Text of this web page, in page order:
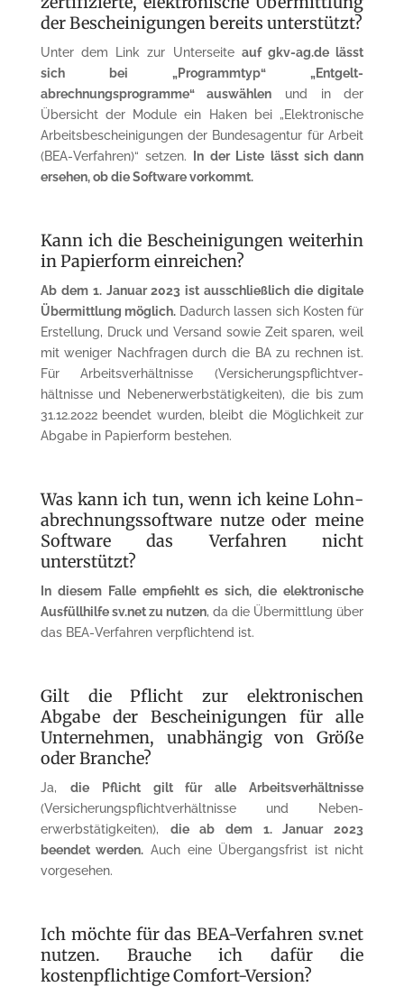
der Bescheinigungen bereits unter­stützt?
Unter dem Link zur Unterseite auf gkv-ag.de lässt
sich bei „Programmtyp“ „Entgelt­
abrechnungsprogramme“ auswählen und in der
Übersicht der Module ein Haken bei „Elektronische
Arbeits­bescheinigungen der Bundes­agentur für Arbeit
(BEA-Verfahren)“ setzen.
In der Liste lässt sich dann
ersehen, ob die Software vorkommt.
Kann ich die Bescheinigungen weiterhin
in Papierform ein­reichen?
Ab dem 1. Januar 2023 ist ausschließlich die digitale
Übermittlung möglich. Dadurch lassen sich Kosten für
Erstellung, Druck und Versand sowie Zeit sparen, weil
mit weniger Nachfragen durch die BA zu rechnen ist.
Für Arbeitsverhältnisse (Versicherungspflichtver­
hältnisse und Nebenerwerbstätigkeiten), die bis zum
31.12.2022 beendet wurden, bleibt die Möglichkeit zur
Abgabe in Papierform bestehen.
Was kann ich tun, wenn ich keine Lohn­
abrechnungssoftware nutze oder meine
Software das Verfahren nicht
unterstützt?
In diesem Falle empfiehlt es sich, die elektronische
Ausfüllhilfe sv.net zu nutzen, da die Übermittlung über
das BEA-Verfahren verpflichtend ist.
Gilt die Pflicht zur elektronischen
Abgabe der Bescheinigungen für alle
Unternehmen, unabhängig von Größe
oder Branche?
Ja, die Pflicht gilt für alle Arbeitsverhältnisse
(Versicherungs­pflichtverhältnisse und Neben­
erwerbstätigkeiten), die ab dem 1. Januar 2023
beendet werden. Auch eine Übergangsfrist ist nicht
vorgesehen.
Ich möchte für das BEA-Verfahren sv.net
nutzen. Brauche ich dafür die
kostenpflichtige Comfort-Version?